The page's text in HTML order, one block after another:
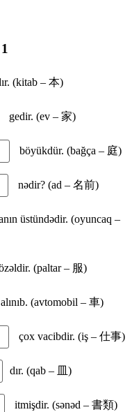
(kitab – 本)
gedir. (ev – 家)
böyükdür. (bağça – 庭)
nədir? (ad – 名前)
üstündədir. (oyuncaq –
(paltar – 服)
(avtomobil – 車)
çox vacibdir. (iş – 仕事)
dır. (qab – 皿)
itmişdir. (sənəd – 書類)